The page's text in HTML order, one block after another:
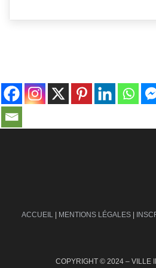
ACCUEIL | MENTIONS LÉGALES |
COPYRIGHT © 2024 – VILLE